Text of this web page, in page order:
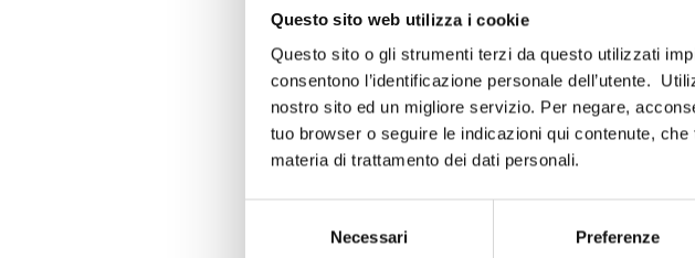
Questo sito web utilizza i cookie
Questo sito o gli strumenti terzi da questo utilizzati
consentono l’identificazione personale dell’utente.
nostro sito ed un migliore servizio. Per negare,
tuo browser o seguire le indicazioni qui contenute,
materia di trattamento dei dati personali.
Necessari Preferenze
degli investigatori hanno riguardato decine di
La vicenda ha avuto ripercussioni anche
ha dovuto riorganizzare i turni per garantire la
decisione passa al Tribunale del Riesame di
appello . L’udienza sarà fissata nei prossimi